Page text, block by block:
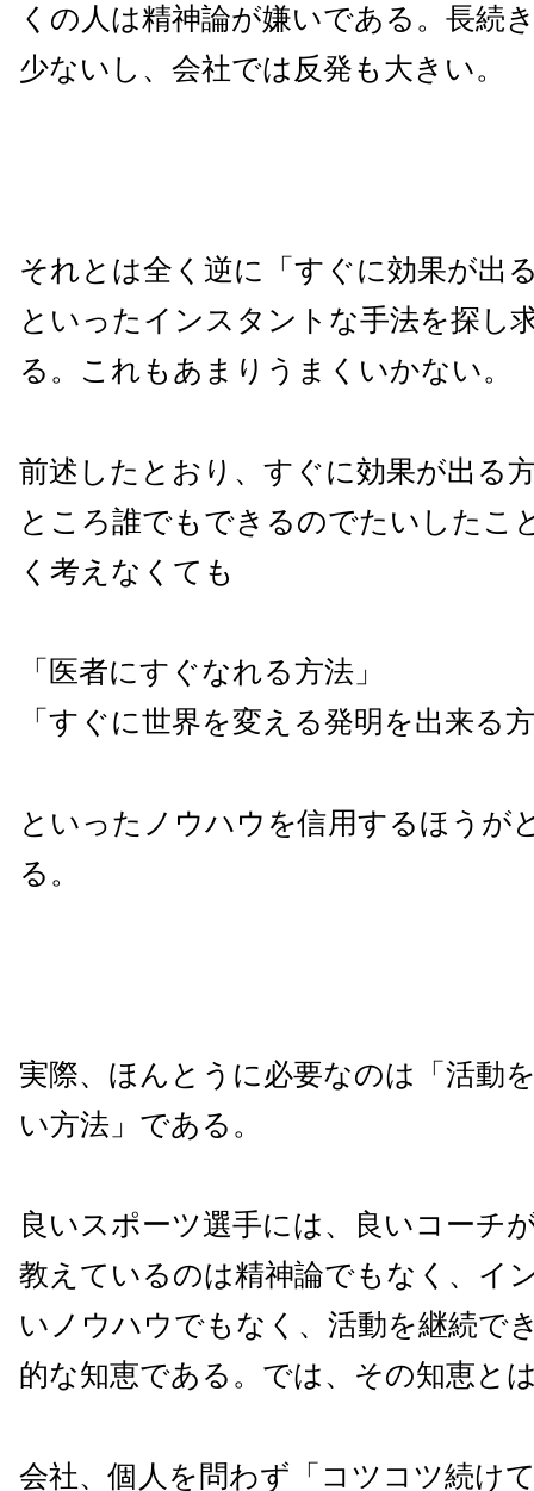
くの人は精神論が嫌いである。長続
少ないし、会社では反発も大きい。
それとは全く逆に「すぐに効果が
といったインスタントな手法を探し
る。これもあまりうまくいかない。
前述したとおり、すぐに効果が出る
ところ誰でもできるのでたいしたこ
く考えなくても
「医者にすぐなれる方法」
「すぐに世界を変える発明を出来る
といったノウハウを信用するほうが
る。
実際、ほんとうに必要なのは「活動
い方法」である。
良いスポーツ選手には、良いコーチ
教えているのは精神論でもなく、イ
いノウハウでもなく、活動を継続で
的な知恵である。では、その知恵と
会社、個人を問わず「コツコツ続け